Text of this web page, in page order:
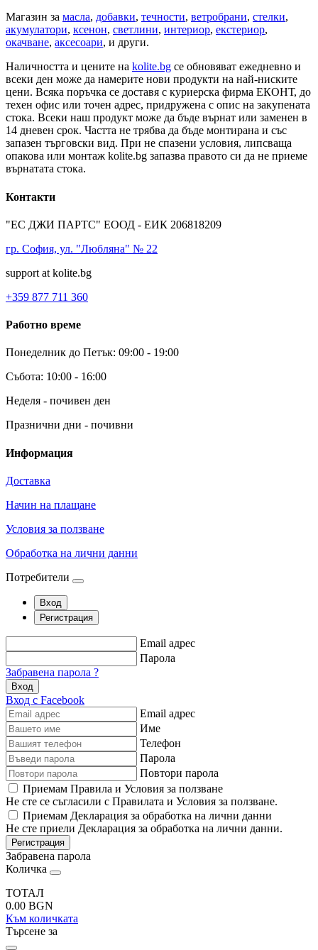
Магазин за масла, добавки, течности, ветробрани, стелки,
акумулатори, ксенон, светлини, интериор, екстериор,
окачване, аксесоари, и други.
Наличността и цените на kolite.bg се обновяват ежедневно и
всеки ден може да намерите нови продукти на най-ниските
цени. Всяка поръчка се доставя с куриерска фирма ЕКОНТ, до
техен офис или точен адрес, придружена с опис на закупената
стока. Всеки наш продукт може да бъде върнат или заменен в
14 дневен срок. Частта не трябва да бъде монтирана и със
запазен търговски вид. При не спазени условия, липсваща
опакова или монтаж kolite.bg запазва правото си да не приеме
върнатата стока.
Контакти
"ЕС ДЖИ ПАРТС" ЕООД - ЕИК 206818209
гр. София, ул. "Любляна" № 22
support at kolite.bg
+359 877 711 360
Работно време
Понеделник до Петък: 09:00 - 19:00
Събота: 10:00 - 16:00
Неделя - почивен ден
Празнични дни - почивни
Информация
Доставка
Начин на плащане
Условия за ползване
Обработка на лични данни
Потребители
Вход
Регистрация
Email адрес
Парола
Забравена парола ?
Вход
Вход с Facebook
Email адрес
Име
Телефон
Парола
Повтори парола
Приемам Правила и Условия за ползване
Не сте се съгласили с Правилата и Условия за ползване.
Приемам Декларация за обработка на лични данни
Не сте приели Декларация за обработка на лични данни.
Регистрация
Забравена парола
Количка
ТОТАЛ
0.00 BGN
Към количката
Търсене за